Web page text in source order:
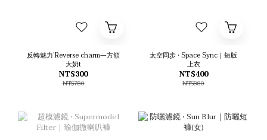
反轉魅力’Reverse charm—方領
大奶t
NT$300
NT$780
太空同步 • Space Sync｜短版
上衣
NT$400
NT$880